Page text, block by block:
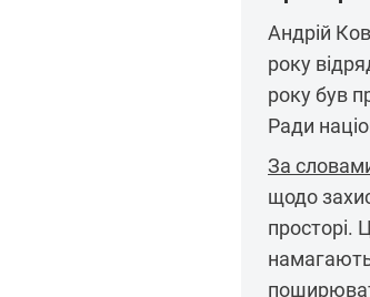
Андрій
року
року був
Ради
За
щодо
просторі.